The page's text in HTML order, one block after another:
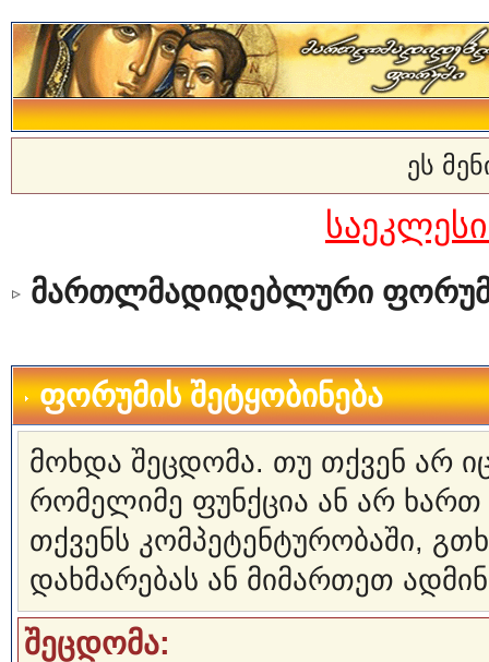
ეს
მართლმადიდებლური
ფორუმის შეტყობინება
მოხდა შეცდომა. თუ თქვენ არ
რომელიმე ფუნქცია ან არ ხართ
თქვენს კომპეტენტურობაში,
დახმარებას ან მიმართეთ
შეცდომა: